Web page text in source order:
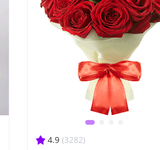
4.9 (3282)